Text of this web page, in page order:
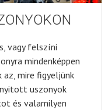
vagy felszíni
mindenképpen
az, mire figyeljünk
uszonyok
és valamilyen